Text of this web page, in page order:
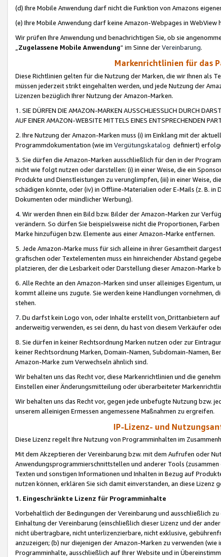
(d) Ihre Mobile Anwendung darf nicht die Funktion von Amazons
(e) Ihre Mobile Anwendung darf keine Amazon-Webpages in WebView
Wir prüfen Ihre Anwendung und benachrichtigen Sie, ob sie
„Zugelassene Mobile Anwendung“ im Sinne derVereinbarung.
Markenrichtlinien für das
Diese Richtlinien gelten für die Nutzung der Marken, die wir Ihnen als
müssen jederzeit strikt eingehalten werden, und jede Nutzung der
Lizenzen bezüglich Ihrer Nutzung der Amazon-Marken.
1. SIE DÜRFEN DIE AMAZON-MARKEN AUSSCHLIESSLICH DURCH
AUF EINER AMAZON-WEBSITE MITTELS EINES ENTSPRECHENDEN
2. Ihre Nutzung der Amazon-Marken muss (i) im Einklang mit der
Programmdokumentation (wie im Vergütungskatalog definiert)
3. Sie dürfen die Amazon-Marken ausschließlich für den in der
nicht wie folgt nutzen oder darstellen: (i) in einer Weise, die ein
Produkte und Dienstleistungen zu verunglimpfen, (iii) in einer Weise,
schädigen könnte, oder (iv) in Offline-Materialien oder E-Mails (z. B. in
Dokumenten oder mündlicher Werbung).
4. Wir werden Ihnen ein Bild bzw. Bilder der Amazon-Marken zur
verändern. So dürfen Sie beispielsweise nicht die Proportionen,
Marke hinzufügen bzw. Elemente aus einer Amazon-Marke entfernen.
5. Jede Amazon-Marke muss für sich alleine in ihrer Gesamtheit
grafischen oder Textelementen muss ein hinreichender Abstand
platzieren, der die Lesbarkeit oder Darstellung dieser Amazon-Marke
6. Alle Rechte an den Amazon-Marken sind unser alleiniges
kommt alleine uns zugute. Sie werden keine Handlungen vornehmen,
stehen.
7. Du darfst kein Logo von, oder Inhalte erstellt von,Drittanbietern auf
anderweitig verwenden, es sei denn, du hast von diesem Verkäufer
8. Sie dürfen in keiner Rechtsordnung Marken nutzen oder zur
keiner Rechtsordnung Marken, Domain-Namen, Subdomain-Namen,
Amazon-Marke zum Verwechseln ähnlich sind.
Wir behalten uns das Recht vor, diese Markenrichtlinien und die
Einstellen einer Änderungsmitteilung oder überarbeiteter
Wir behalten uns das Recht vor, gegen jede unbefugte Nutzung bzw.
unserem alleinigen Ermessen angemessene Maßnahmen zu ergreifen.
IP-Lizenz- und
Diese Lizenz regelt Ihre Nutzung von Programminhalten im
Mit dem Akzeptieren der Vereinbarung bzw. mit dem Aufrufen oder
Anwendungsprogrammierschnittstellen und anderer Tools (zusammen
Texten und sonstigen Informationen und Inhalten in Bezug auf
nutzen können, erklären Sie sich damit einverstanden, an diese Lizenz
1. Eingeschränkte Lizenz für Programminhalte
Vorbehaltlich der Bedingungen der Vereinbarung und ausschließlich
Einhaltung der Vereinbarung (einschließlich dieser Lizenz und der
nicht übertragbare, nicht unterlizenzierbare, nicht exklusive,
anzuzeigen; (b) nur diejenigen der Amazon-Marken zu verwenden
Programminhalte, ausschließlich auf Ihrer Website und in